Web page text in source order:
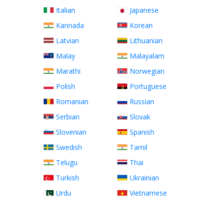
Italian
Japanese
Kannada
Korean
Latvian
Lithuanian
Malay
Malayalam
Marathi
Norwegian
Polish
Portuguese
Romanian
Russian
Serbian
Slovak
Slovenian
Spanish
Swedish
Tamil
Telugu
Thai
Turkish
Ukrainian
Urdu
Vietnamese